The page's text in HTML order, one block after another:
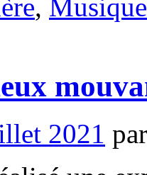
, Musique
2021 par